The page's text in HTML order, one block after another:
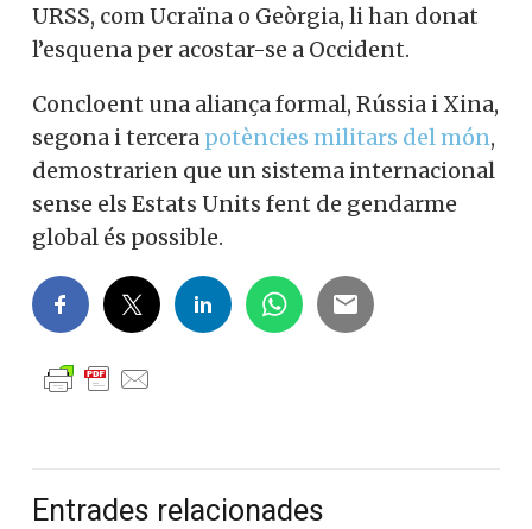
URSS, com Ucraïna o Geòrgia, li han donat
l’esquena per acostar-se a Occident.
Concloent una aliança formal, Rússia i Xina,
segona i tercera potències militars del món,
demostrarien que un sistema internacional
sense els Estats Units fent de gendarme
global és possible.
Entrades relacionades